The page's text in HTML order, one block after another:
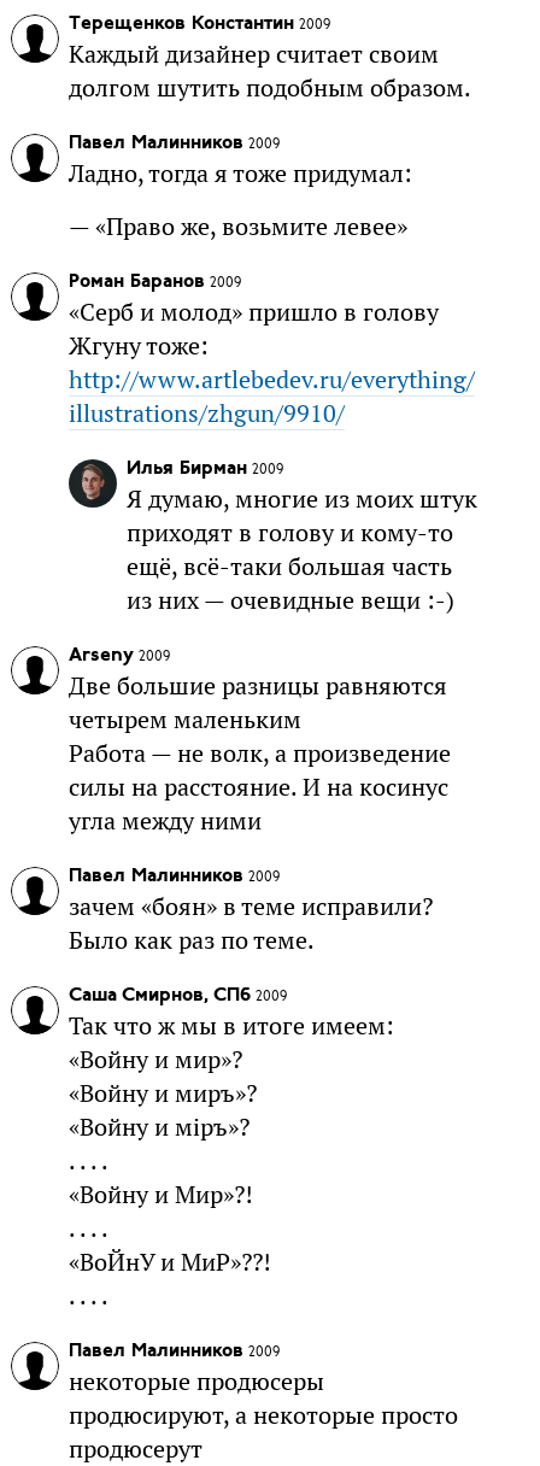
Терещенков Константин 2009
Каждый дизайнер считает своим
долгом шутить подобным образом.
Павел Малинников 2009
Ладно, тогда я тоже придумал:
— «Право же, возьмите левее»
Роман Баранов 2009
«Серб и молод» пришло в голову
Жгуну тоже:
http://www.artlebedev.ru/everything/
illustrations/zhgun/9910/
Илья Бирман 2009
Я думаю, многие из моих штук
приходят в голову и кому-то
ещё, всё-таки большая часть
из них — очевидные вещи :-)
Arseny 2009
Две большие разницы равняются
четырем маленьким
Работа — не волк, а произведение
силы на расстояние. И на косинус
угла между ними
Павел Малинников 2009
зачем «боян» в теме исправили?
Было как раз по теме.
Саша Смирнов, СПб 2009
Так что ж мы в итоге имеем:
«Войну и мир»?
«Войну и миръ»?
«Войну и мiръ»?
. . . .
«Войну и Мир»?!
. . . .
«ВоЙнУ и МиР»??!
. . . .
Павел Малинников 2009
некоторые продюсеры
продюсируют, а некоторые просто
продюсерут